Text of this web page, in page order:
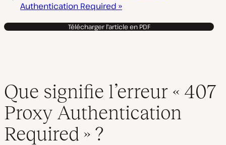
Authentication Required »
Télécharger l'article en PDF
Que signifie l’erreur « 407
Proxy Authentication
Required » ?